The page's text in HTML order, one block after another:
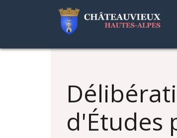
d'Études